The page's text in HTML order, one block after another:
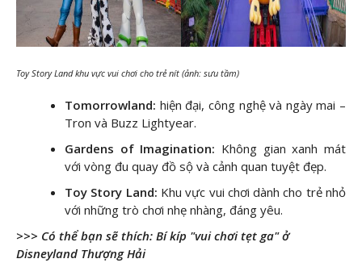
Toy Story Land khu vực vui chơi cho trẻ nít (ảnh: sưu tầm)
Tomorrowland: hiện đại, công nghệ và ngày mai –
Tron và Buzz Lightyear.
Gardens of Imagination: Không gian xanh mát
với vòng đu quay đồ sộ và cảnh quan tuyệt đẹp.
Toy Story Land: Khu vực vui chơi dành cho trẻ nhỏ
với những trò chơi nhẹ nhàng, đáng yêu.
>>> Có thể bạn sẽ thích: Bí kíp "vui chơi tẹt ga" ở
Disneyland Thượng Hải